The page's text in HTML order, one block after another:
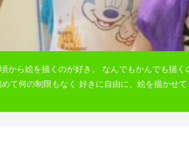
から絵を描くのが好き。 なんでもかんでも描
て何の制限もなく 好きに自由に、絵を描か